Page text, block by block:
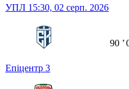
УПЛ 15:30, 02 серп. 2026
Епіцентр 3
90 ʼ